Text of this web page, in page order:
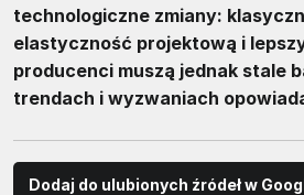
technologiczne zmiany:
elastyczność projektową i
producenci muszą jednak stale
trendach i wyzwaniach
Dodaj do ulubionych źródeł w